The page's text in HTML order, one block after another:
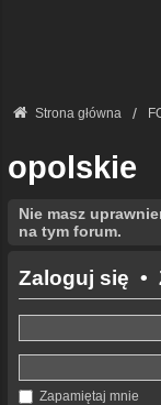
Strona główna
opolskie
Nie masz
na tym forum.
Zaloguj się •
Zapamiętaj mnie